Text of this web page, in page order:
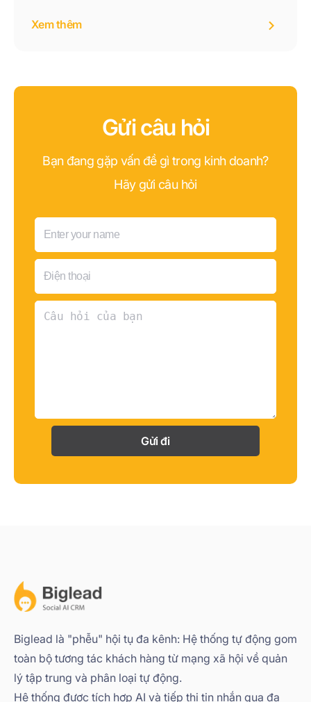
muốn thử sức vào lĩnh vực này nhé!
Xem thêm
Gửi câu hỏi
Bạn đang gặp vấn đề gì trong kinh doanh?
Hãy gửi câu hỏi
Gửi đi
Biglead là "phễu" hội tụ đa kênh: Hệ thống tự động gom
toàn bộ tương tác khách hàng từ mạng xã hội về quản
lý tập trung và phân loại tự động.
Hệ thống được tích hợp AI và tiếp thị tin nhắn qua đa